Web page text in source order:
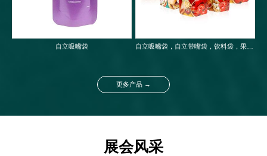
自立吸嘴袋
更多产品 →
展会风采